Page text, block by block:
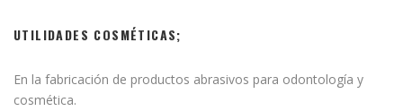
UTILIDADES COSMÉTICAS;
En la fabricación de productos abrasivos para odontología y
cosmética.